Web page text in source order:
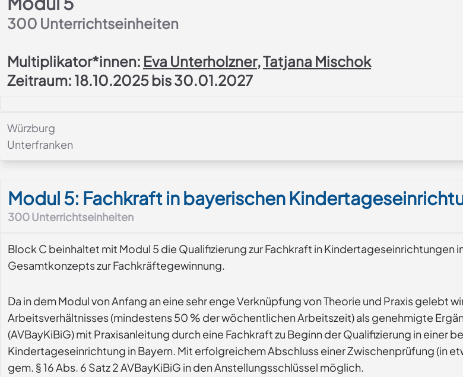
300 Unterrichtseinheiten
Multiplikator*innen: Eva Unterholzner,Tatjana Mischok
Zeitraum: 18.10.2025 bis 30.01.2027
Würzburg
Unterfranken
Modul 5: Fachkraft in bayerischen
300Unterrichtseinheiten
Block C beinhaltet mit Modul 5 die Qualifizierung zur Fachkraft in Kindertageseinrichtungen
Gesamtkonzepts zur Fachkräftegewinnung.
Da in dem Modul von Anfang an eine sehr enge Verknüpfung von Theorie und Praxis gelebt
Arbeitsverhältnisses (mindestens 50 % der wöchentlichen Arbeitszeit) als genehmigte
(AVBayKiBiG) mit Praxisanleitung durch eine Fachkraft zu Beginn der Qualifizierung in
Kindertageseinrichtung in Bayern. Mit erfolgreichem Abschluss einer Zwischenprüfung (in
gem. § 16 Abs. 6 Satz 2 AVBayKiBiG in den Anstellungsschlüssel möglich.